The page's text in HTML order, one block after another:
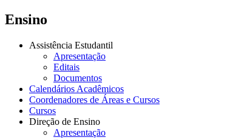
Ensino
Assistência Estudantil
Apresentação
Editais
Documentos
Calendários Acadêmicos
Coordenadores de Áreas e Cursos
Cursos
Direção de Ensino
Apresentação